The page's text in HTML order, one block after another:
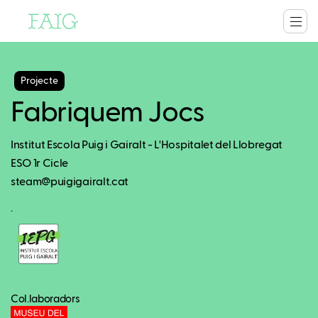
Projecte
Fabriquem Jocs
Institut Escola Puig i Gairalt - L'Hospitalet del Llobregat
ESO 1r Cicle
steam@puigigairalt.cat
.
Col.laboradors